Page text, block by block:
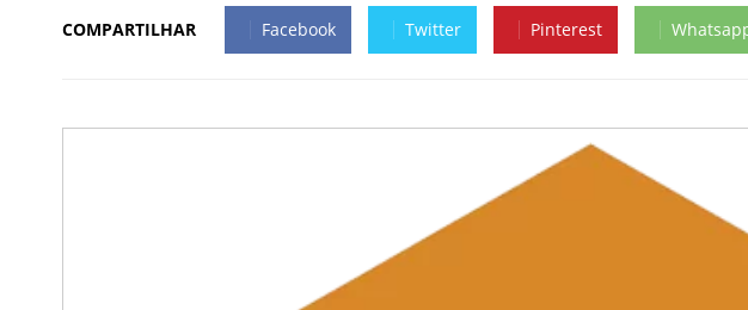
COMPARTILHAR Facebook Twitter Pinterest